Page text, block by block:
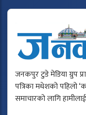
जनकपुर टुडे मेडिया ग्रुप
पत्रिका मधेशको पहिलो
समाचारको लागि